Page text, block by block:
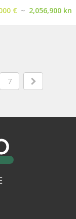
€ ~ 2,056,900 kn
7